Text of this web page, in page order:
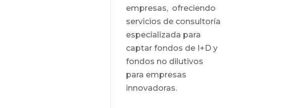
empresas, ofreciendo
servicios de consultoría
especializada para
captar fondos de I+D y
fondos no dilutivos
para empresas
innovadoras.